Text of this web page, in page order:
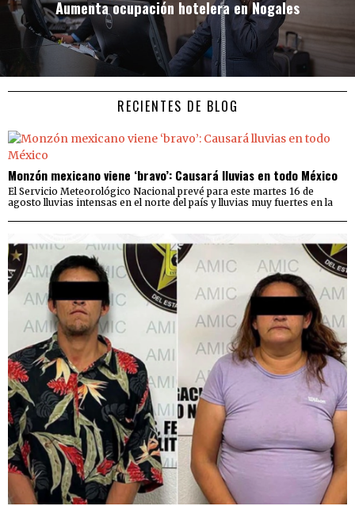
Aumenta ocupación hotelera en Nogales
RECIENTES DE BLOG
Monzón mexicano viene ‘bravo’: Causará lluvias en todo México
El Servicio Meteorológico Nacional prevé para este martes 16 de
agosto lluvias intensas en el norte del país y lluvias muy fuertes en la